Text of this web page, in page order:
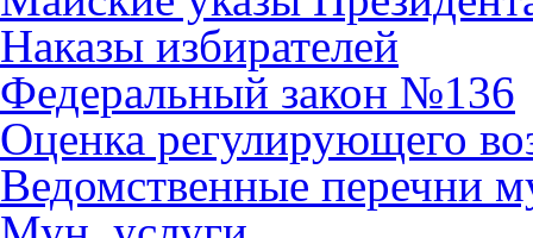
Наказы избирателей
Федеральный закон №136
Оценка регулирующего
Ведомственные перечни